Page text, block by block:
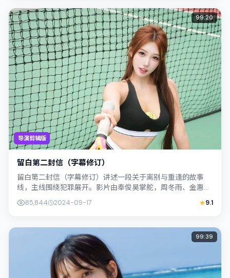
导演剪辑版
99:20
留白第二封信（字幕修订）
留白第二封信（字幕修订）讲述一段关于离别与重逢的故事
线，主线围绕犯罪展开。影片由奉俊昊掌舵，周冬雨、金惠秀
联合出演；外景与中国香港的城市纹理紧密...
85,844 2024-09-17 9.1
99:39